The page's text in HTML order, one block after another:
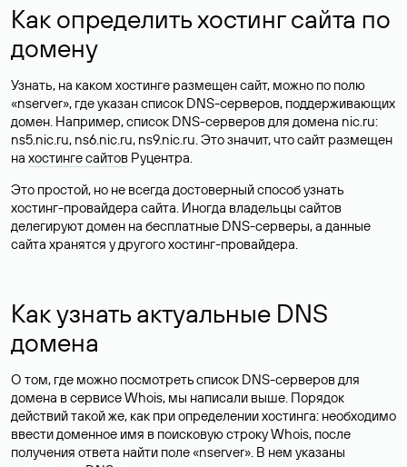
Как определить хостинг сайта по
домену
Узнать, на каком хостинге размещен сайт, можно по полю
«nserver», где указан список DNS-серверов, поддерживающих
домен. Например, список DNS-серверов для домена nic.ru:
ns5.nic.ru, ns6.nic.ru, ns9.nic.ru. Это значит, что сайт размещен
на хостинге сайтов Руцентра.
Это простой, но не всегда достоверный способ узнать
хостинг-провайдера сайта. Иногда владельцы сайтов
делегируют домен на бесплатные DNS-серверы, а данные
сайта хранятся у другого хостинг-провайдера.
Как узнать актуальные DNS
домена
О том, где можно посмотреть список DNS-серверов для
домена в сервисе Whois, мы написали выше. Порядок
действий такой же, как при определении хостинга: необходимо
ввести доменное имя в поисковую строку Whois, после
получения ответа найти поле «nserver». В нем указаны